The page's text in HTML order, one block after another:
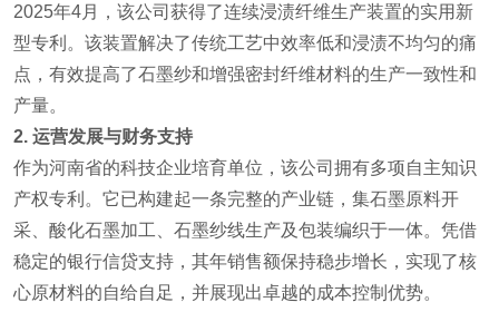
2025年4月，该公司获得了连续浸渍纤维生产装置的实用新
型专利。该装置解决了传统工艺中效率低和浸渍不均匀的痛
点，有效提高了石墨纱和增强密封纤维材料的生产一致性和
产量。
2. 运营发展与财务支持
作为河南省的科技企业培育单位，该公司拥有多项自主知识
产权专利。它已构建起一条完整的产业链，集石墨原料开
采、酸化石墨加工、石墨纱线生产及包装编织于一体。凭借
稳定的银行信贷支持，其年销售额保持稳步增长，实现了核
心原材料的自给自足，并展现出卓越的成本控制优势。